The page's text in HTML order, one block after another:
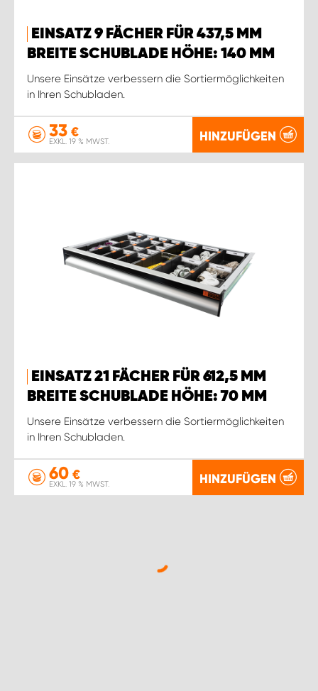
EINSATZ 9 FÄCHER FÜR 437,5 MM
BREITE SCHUBLADE HÖHE: 140 MM
Unsere Einsätze verbessern die Sortiermöglichkeiten
in Ihren Schubladen.
33 €
EXKL. 19 % MWST. HINZUFÜGEN
EINSATZ 21 FÄCHER FÜR 612,5 MM
BREITE SCHUBLADE HÖHE: 70 MM
Unsere Einsätze verbessern die Sortiermöglichkeiten
in Ihren Schubladen.
60 €
EXKL. 19 % MWST. HINZUFÜGEN